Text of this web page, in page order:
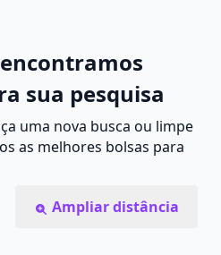
sua pesquisa
uma nova busca ou limpe
as melhores bolsas para
Ampliar distância